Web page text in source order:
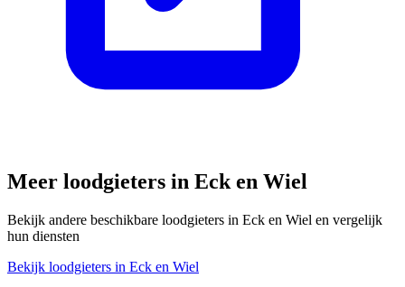
Meer loodgieters in Eck en Wiel
Bekijk andere beschikbare loodgieters in Eck en Wiel en vergelijk
hun diensten
Bekijk loodgieters in Eck en Wiel